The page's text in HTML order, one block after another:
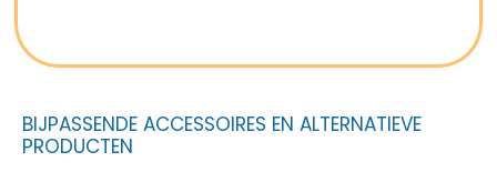
BIJPASSENDE ACCESSOIRES EN ALTERNATIEVE
PRODUCTEN